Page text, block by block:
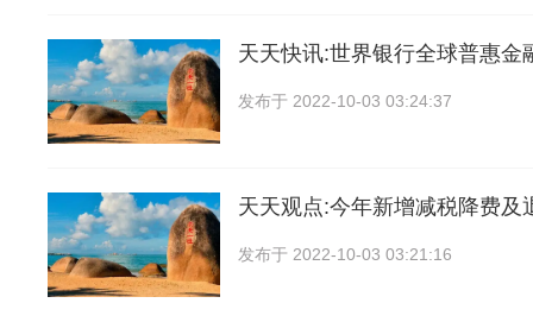
天天快讯:世界银行全球普惠金
发布于 2022-10-03 03:24:37
天天观点:今年新增减税降费及
发布于 2022-10-03 03:21:16